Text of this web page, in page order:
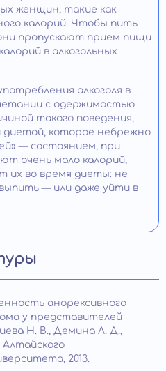
женщин, такие как
калорий. Чтобы пить
пропускают прием пищи
в алкогольных
алкоголя в
с одержимостью
такого поведения,
диетой, которое небрежно
— состоянием, при
очень мало калорий,
их во время диеты: не
— или даже уйти в
анорексивного
у представителей
Н. В., Демина Л. Д.,
2013.